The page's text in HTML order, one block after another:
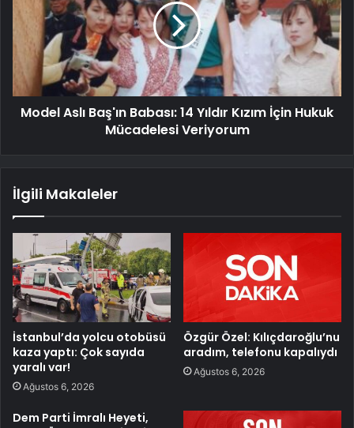
Model Aslı Baş'ın Babası: 14 Yıldır Kızım İçin Hukuk
Mücadelesi Veriyorum
İlgili Makaleler
İstanbul’da yolcu otobüsü
kaza yaptı: Çok sayıda
yaralı var!
Ağustos 6, 2026
Özgür Özel: Kılıçdaroğlu’nu
aradım, telefonu kapalıydı
Ağustos 6, 2026
Dem Parti İmralı Heyeti,